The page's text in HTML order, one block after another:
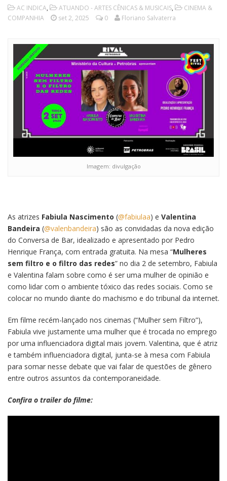
AC INDICA, ATUANDO - ARTES CÊNICAS & MUSICAIS,
CINEMA &
COMPANHIA
set 2, 2025 0 Floriano Salvaterra
Imagem: divulgação
As atrizes Fabiula Nascimento (@fabiulaa) e Valentina
Bandeira (@valenbandeira) são as convidadas da nova edição
do Conversa de Bar, idealizado e apresentado por Pedro
Henrique França, com entrada gratuita. Na mesa “Mulheres
sem filtro e o filtro das redes” no dia 2 de setembro, Fabiula
e Valentina falam sobre como é ser uma mulher de opinião e
como lidar com o ambiente tóxico das redes sociais. Como se
colocar no mundo diante do machismo e do tribunal da internet.
Em filme recém-lançado nos cinemas (“Mulher sem Filtro”),
Fabiula vive justamente uma mulher que é trocada no emprego
por uma influenciadora digital mais jovem. Valentina, que é atriz
e também influenciadora digital, junta-se à mesa com Fabiula
para somar nesse debate que vai falar de questões de gênero
entre outros assuntos da contemporaneidade.
Confira o trailer do filme: